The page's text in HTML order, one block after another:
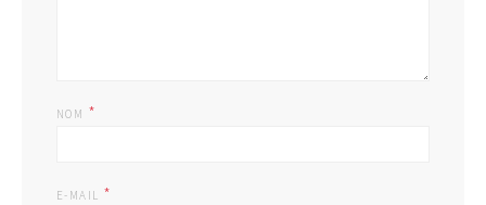
NOM *
E-MAIL *